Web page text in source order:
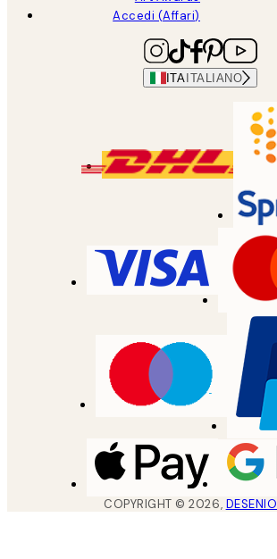
Accedi (Affari)
ITA ITALIANO
COPYRIGHT ©2026, DESENIO